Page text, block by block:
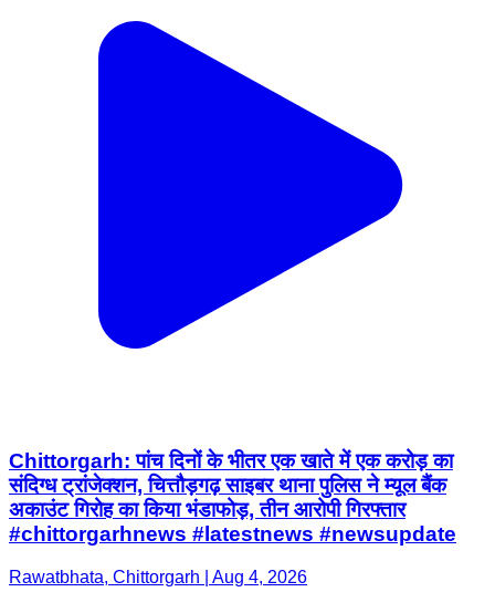
Chittorgarh: पांच दिनों के भीतर एक खाते में एक करोड़ का
संदिग्ध ट्रांजेक्शन, चित्तौड़गढ़ साइबर थाना पुलिस ने म्यूल बैंक
अकाउंट गिरोह का किया भंडाफोड़, तीन आरोपी गिरफ्तार
#chittorgarhnews #latestnews #newsupdate
Rawatbhata, Chittorgarh | Aug 4, 2026